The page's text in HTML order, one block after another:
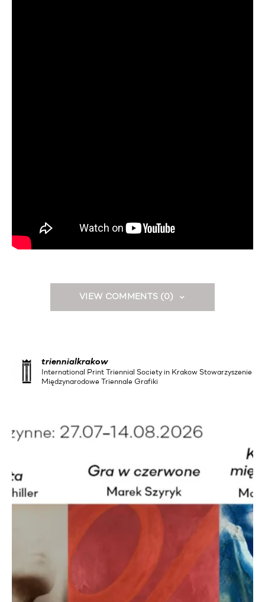
VIEW COMMENTS (0)
triennialkrakow
International Print Triennial Society in Krakow Stowarzyszenie
Międzynarodowe Triennale Grafiki